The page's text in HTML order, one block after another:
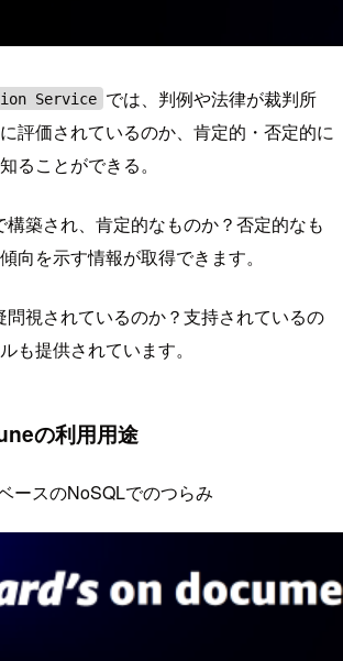
Service では、判例や法律が裁判所
評価されているのか、肯定的・否定的に
ることができる。
築され、肯定的なものか？否定的なも
向を示す情報が取得できます。
問視されているのか？支持されているの
も提供されています。
の利用用途
ースのNoSQLでのつらみ